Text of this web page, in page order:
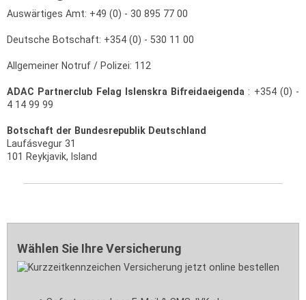
Auswärtiges Amt: +49 (0) - 30 895 77 00
Deutsche Botschaft: +354 (0) - 530 11 00
Allgemeiner Notruf / Polizei: 112
ADAC Partnerclub Felag Islenskra Bifreidaeigenda : +354 (0) -
4 14 99 99
Botschaft der Bundesrepublik Deutschland
Laufásvegur 31
101 Reykjavik, Island
Wählen Sie Ihre Versicherung